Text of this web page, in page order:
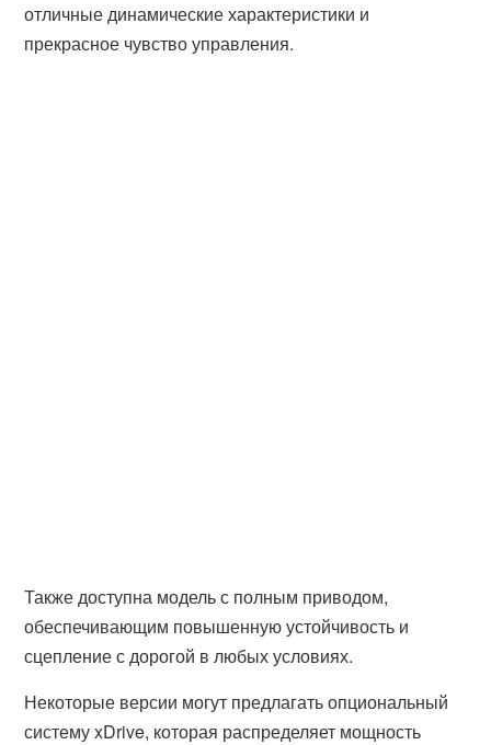
отличные динамические характеристики и
прекрасное чувство управления.
Также доступна модель с полным приводом,
обеспечивающим повышенную устойчивость и
сцепление с дорогой в любых условиях.
Некоторые версии могут предлагать опциональный
систему xDrive, которая распределяет мощность